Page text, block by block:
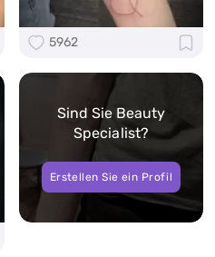
5962
Sind Sie Beauty
Specialist?
Erstellen Sie ein Profil